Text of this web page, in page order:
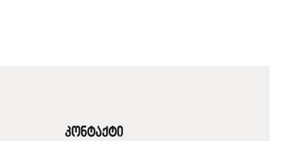
კონტაქტი